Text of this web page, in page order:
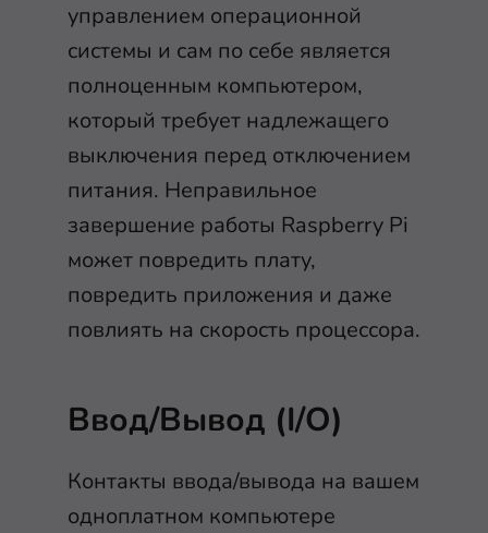
управлением операционной
системы и сам по себе является
полноценным компьютером,
который требует надлежащего
выключения перед отключением
питания. Неправильное
завершение работы Raspberry Pi
может повредить плату,
повредить приложения и даже
повлиять на скорость процессора.
Ввод/Вывод (I/O)
Контакты ввода/вывода на вашем
одноплатном компьютере